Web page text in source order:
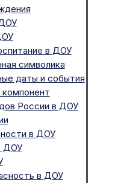
в ДОУ
символика
даты и события
компонент
России в ДОУ
в ДОУ
ДОУ
в ДОУ